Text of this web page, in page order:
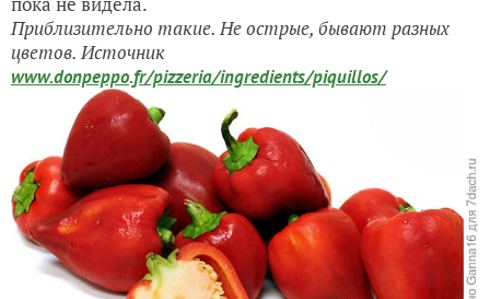
Приблизительно такие. Не острые, бывают разных
цветов. Источник
www.donpeppo.fr/pizzeria/ingredients/piquillos/